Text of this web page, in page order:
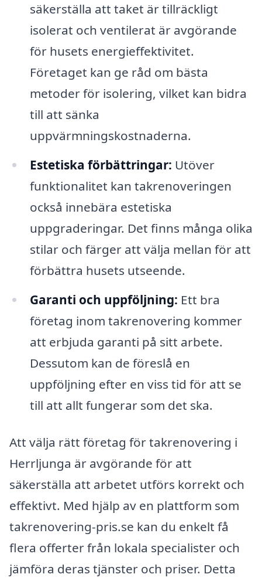
säkerställa att taket är tillräckligt
isolerat och ventilerat är avgörande
för husets energieffektivitet.
Företaget kan ge råd om bästa
metoder för isolering, vilket kan bidra
till att sänka
uppvärmningskostnaderna.
Estetiska förbättringar: Utöver
funktionalitet kan takrenoveringen
också innebära estetiska
uppgraderingar. Det finns många olika
stilar och färger att välja mellan för att
förbättra husets utseende.
Garanti och uppföljning: Ett bra
företag inom takrenovering kommer
att erbjuda garanti på sitt arbete.
Dessutom kan de föreslå en
uppföljning efter en viss tid för att se
till att allt fungerar som det ska.
Att välja rätt företag för takrenovering i
Herrljunga är avgörande för att
säkerställa att arbetet utförs korrekt och
effektivt. Med hjälp av en plattform som
takrenovering-pris.se kan du enkelt få
flera offerter från lokala specialister och
jämföra deras tjänster och priser. Detta